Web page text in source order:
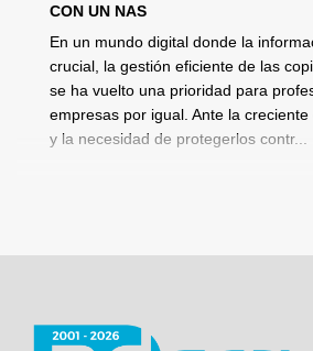
CON UN NAS
En un mundo digital donde la
crucial, la gestión eficiente de las
se ha vuelto una prioridad para
empresas por igual. Ante la
y la necesidad de protegerlos contr...